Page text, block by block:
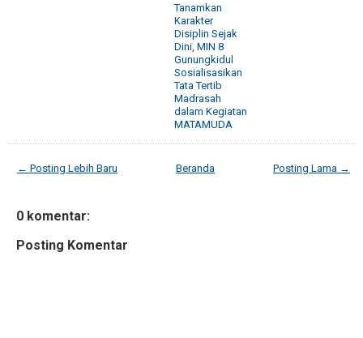
Tanamkan
Karakter
Disiplin Sejak
Dini, MIN 8
Gunungkidul
Sosialisasikan
Tata Tertib
Madrasah
dalam Kegiatan
MATAMUDA
← Posting Lebih Baru Posting Lama →
Beranda
0 komentar:
Posting Komentar